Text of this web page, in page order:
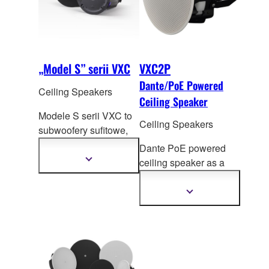
gwarantując doskonałą
jakość dźwięku
w każdym miejscu.
„Model S” serii VXC
Ceiling Speakers
Modele S serii VXC to
subwoofery sufitowe,
uzupełniają
ekspresyjne, naturalne
Pokaż
VXC2P
Dante/PoE Powered
Ceiling Speaker
Ceiling Speakers
Dante PoE powered
ceiling speaker as a
Pokaż